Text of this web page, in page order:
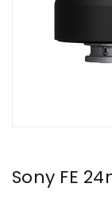
Sony FE